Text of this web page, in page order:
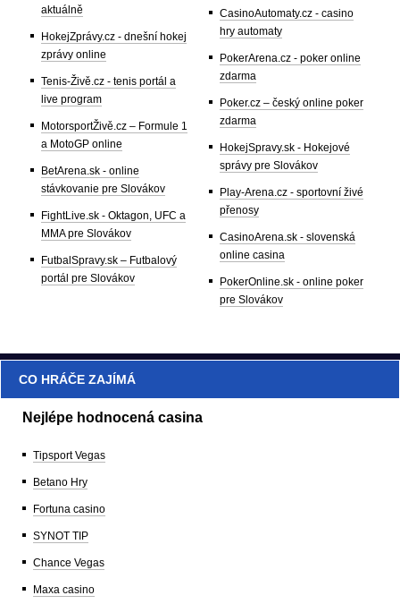
aktuálně
HokejZprávy.cz - dnešní hokej
zprávy online
Tenis-Živě.cz - tenis portál a
live program
MotorsportŽivě.cz – Formule 1
a MotoGP online
BetArena.sk - online
stávkovanie pre Slovákov
FightLive.sk - Oktagon, UFC a
MMA pre Slovákov
FutbalSpravy.sk – Futbalový
portál pre Slovákov
CasinoAutomaty.cz - casino
hry automaty
PokerArena.cz - poker online
zdarma
Poker.cz – český online poker
zdarma
HokejSpravy.sk - Hokejové
správy pre Slovákov
Play-Arena.cz - sportovní živé
přenosy
CasinoArena.sk - slovenská
online casina
PokerOnline.sk - online poker
pre Slovákov
CO HRÁČE ZAJÍMÁ
Nejlépe hodnocená casina
Tipsport Vegas
Betano Hry
Fortuna casino
SYNOT TIP
Chance Vegas
Maxa casino